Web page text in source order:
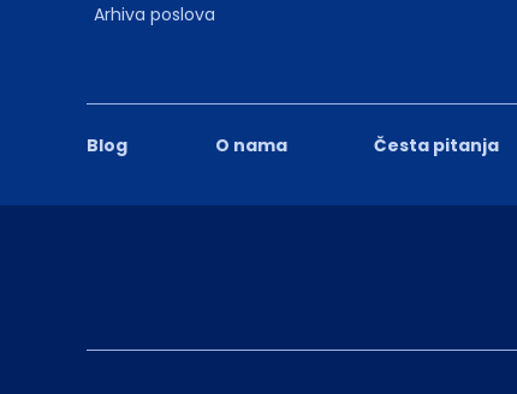
Blog O nama Česta pitanja
Arhiva poslova